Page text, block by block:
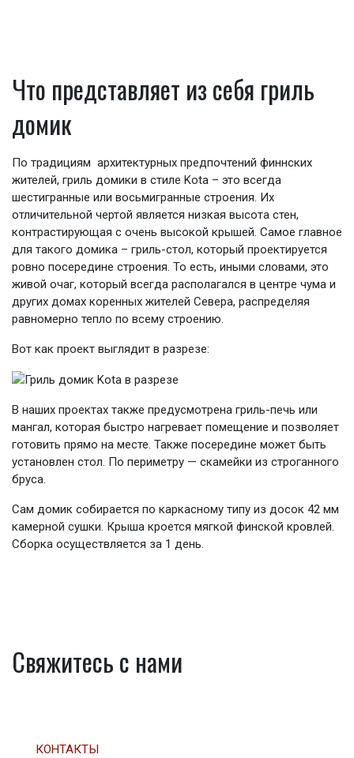
Что представляет из себя гриль
домик
По традициям архитектурных предпочтений финнских
жителей, гриль домики в стиле Kota – это всегда
шестигранные или восьмигранные строения. Их
отличительной чертой является низкая высота стен,
контрастирующая с очень высокой крышей. Самое главное
для такого домика – гриль-стол, который проектируется
ровно посередине строения. То есть, иными словами, это
живой очаг, который всегда располагался в центре чума и
других домах коренных жителей Севера, распределяя
равномерно тепло по всему строению.
Вот как проект выглядит в разрезе:
В наших проектах также предусмотрена гриль-печь или
мангал, которая быстро нагревает помещение и позволяет
готовить прямо на месте. Также посередине может быть
установлен стол. По периметру — скамейки из строганного
бруса.
Сам домик собирается по каркасному типу из досок 42 мм
камерной сушки. Крыша кроется мягкой финской кровлей.
Сборка осуществляется за 1 день.
Свяжитесь с нами
КОНТАКТЫ